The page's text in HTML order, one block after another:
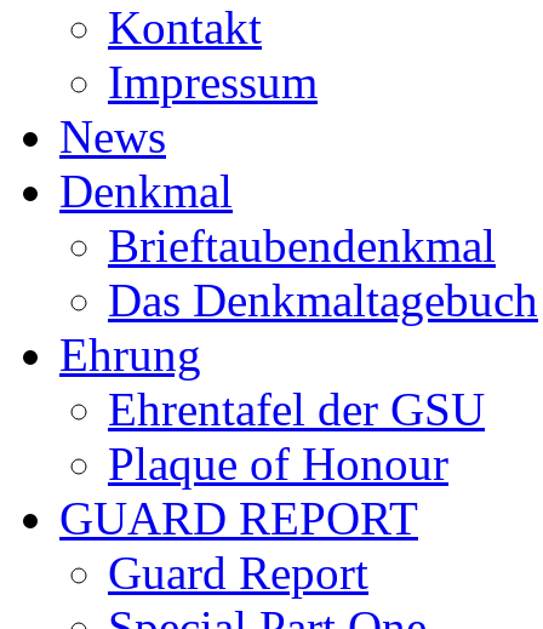
Kontakt
Impressum
News
Denkmal
Brieftaubendenkmal
Das Denkmaltagebuch
Ehrung
Ehrentafel der GSU
Plaque of Honour
GUARD REPORT
Guard Report